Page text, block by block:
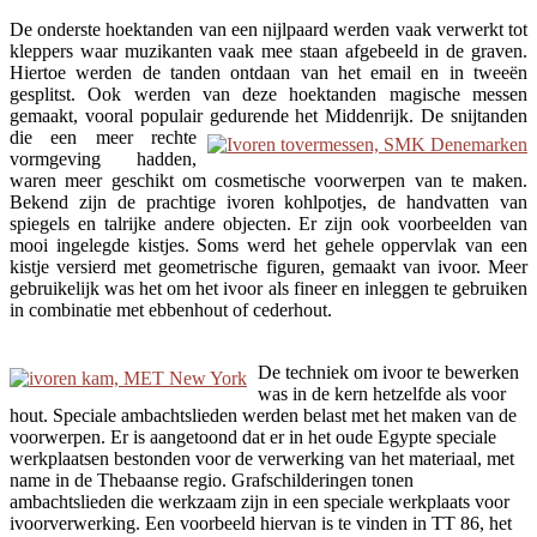
De onderste hoektanden van een nijlpaard werden vaak verwerkt tot
kleppers waar muzikanten vaak mee staan afgebeeld in de graven.
Hiertoe werden de tanden ontdaan van het email en in tweeën
gesplitst. Ook werden van deze hoektanden magische messen
gemaakt, vooral populair gedurende het Middenrijk.De snijtanden
die een meer rechte
vormgeving hadden,
waren meer geschikt om cosmetische voorwerpen van te maken.
Bekend zijn de prachtige ivoren kohlpotjes, de handvatten van
spiegels en talrijke andere objecten. Er zijn ook voorbeelden van
mooi ingelegde kistjes. Soms werd het gehele oppervlak van een
kistje versierd met geometrische figuren, gemaakt van ivoor. Meer
gebruikelijk was het om het ivoor als fineer en inleggen te gebruiken
in combinatie met ebbenhout of cederhout.
De techniek om ivoor te bewerken
was in de kern hetzelfde als voor
hout. Speciale ambachtslieden werden belast met het maken van de
voorwerpen. Er is aangetoond dat er in het oude Egypte speciale
werkplaatsen bestonden voor de verwerking van het materiaal, met
name in de Thebaanse regio. Grafschilderingen tonen
ambachtslieden die werkzaam zijn in een speciale werkplaats voor
ivoorverwerking. Een voorbeeld hiervan is te vinden in TT 86, het